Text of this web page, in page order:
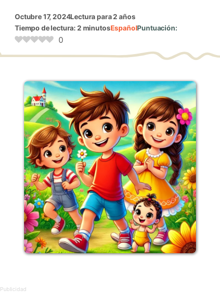
octubre 17, 2024Lectura para 2 años
Tiempo de lectura: 2 minutosEspañolPuntuación:
0